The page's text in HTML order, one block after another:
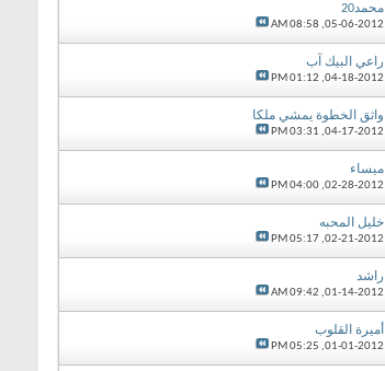
محمد20
05-06-2012,
08:58 AM
راعي البيك آب
04-18-2012,
01:12 PM
واثق الخطوة يمشي ملكا
04-17-2012,
03:31 PM
ميساء
02-28-2012,
04:00 PM
خليل المحبه
02-21-2012,
05:17 PM
راشد
01-14-2012,
09:42 AM
أميرة القلوب
01-01-2012,
05:25 PM